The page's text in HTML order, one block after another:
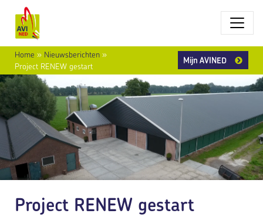
Home » Nieuwsberichten »
Project RENEW gestart
Mijn AVINED
Project RENEW gestart